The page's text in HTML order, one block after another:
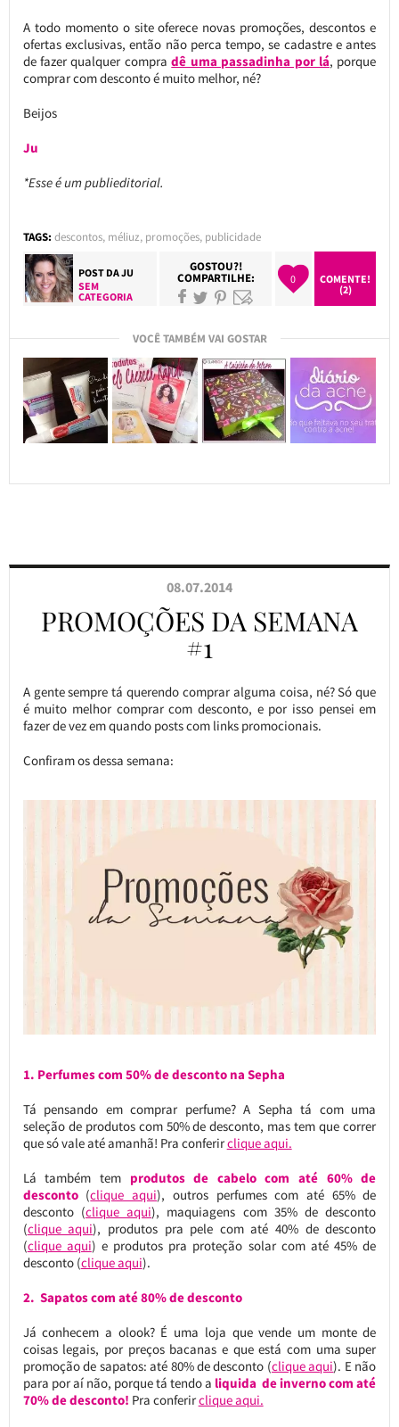
A todo momento o site oferece novas promoções, descontos e
ofertas exclusivas, então não perca tempo, se cadastre e antes
de fazer qualquer compradê uma passadinha por lá, porque
comprar com desconto é muito melhor, né?
Beijos
Ju
*Esse é um publieditorial.
TAGS: descontos, méliuz, promoções, publicidade
POST DAJU
SEM
CATEGORIA
GOSTOU?!
COMPARTILHE: 0
COMENTE!
(2)
VOCÊ TAMBÉM VAI GOSTAR
08.07.2014
PROMOÇÕES DA SEMANA
#1
A gente sempre tá querendo comprar alguma coisa, né? Só que
é muito melhor comprar com desconto, e por isso pensei em
fazer de vez em quando posts com links promocionais.
Confiram os dessa semana:
1. Perfumes com 50% de desconto na Sepha
Tá pensando em comprar perfume? A Sepha tá com uma
seleção de produtos com 50% de desconto, mas tem que correr
que só vale até amanhã! Pra conferirclique aqui.
Lá também temprodutos de cabelo com até 60% de
desconto(clique aqui), outros perfumes com até 65% de
desconto (clique aqui), maquiagens com 35% de desconto
(clique aqui), produtos pra pele com até 40% de desconto
(clique aqui) e produtos pra proteção solar com até 45% de
desconto (clique aqui).
2. Sapatos com até 80% de desconto
Já conhecem a olook? É uma loja que vende um monte de
coisas legais, por preços bacanas e que está com uma super
promoção de sapatos: até 80% de desconto (clique aqui). E não
para por aí não, porque tá tendo a liquida de inverno com até
70% de desconto! Pra conferirclique aqui.